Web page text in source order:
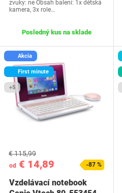
zvuky: ne Obsah balení: 1x dětská
kamera, 3x role…
Posledný kus na sklade
Akcia
First minute
+5
od € 14,89
€ 115,99
-87 %
Vzdelávací notebook